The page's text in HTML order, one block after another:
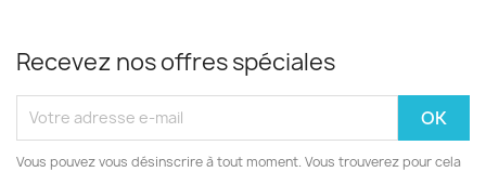
Recevez nos offres spéciales
Vous pouvez vous désinscrire à tout moment. Vous trouverez pour cela